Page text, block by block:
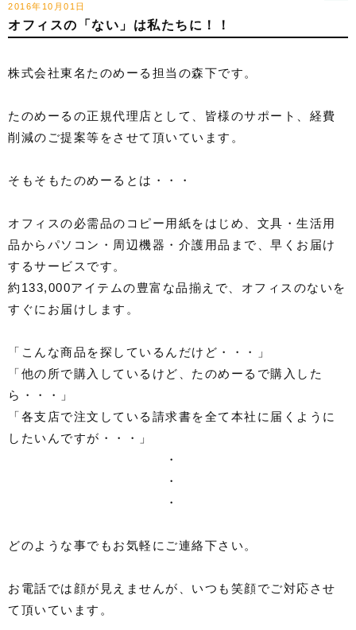
2016年10月01日
オフィスの「ない」は私たちに！！
株式会社東名たのめーる担当の森下です。
たのめーるの正規代理店として、皆様のサポート、経費
削減のご提案等をさせて頂いています。
そもそもたのめーるとは・・・
オフィスの必需品のコピー用紙をはじめ、文具・生活用
品からパソコン・周辺機器・介護用品まで、早くお届け
するサービスです。
約133,000アイテムの豊富な品揃えで、オフィスのないを
すぐにお届けします。
「こんな商品を探しているんだけど・・・」
「他の所で購入しているけど、たのめーるで購入した
ら・・・」
「各支店で注文している請求書を全て本社に届くように
したいんですが・・・」
・
・
・
どのような事でもお気軽にご連絡下さい。
お電話では顔が見えませんが、いつも笑顔でご対応させ
て頂いています。